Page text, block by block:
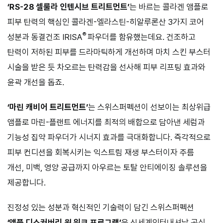
‘RS-28 셀룰라 인텐시브 트리트먼트’는 바르는 콜라겐 앰플로
피부 탄력의 핵심인 콜라겐-엘라스틴-히알루론산 3가지 코어
성분과 동결건조 IRISA® 파우더를 함유했는데요. 건조하고
탄력이 저하된 피부를 드라마틱하게 개선하며 마치 스킨 부스터
시술을 받은 듯 차오르는 탄력감을 선사해 피부 리프팅 효과와
윤곽 개선을 돕죠.
‘마린 캐비어 트리트먼트’는 스위스퍼펙션이 선보이는 최상위급
앰플로 마린-플랜트 에너지를 최적의 배합으로 담아낸 세럼과
기능성 집약 파우더가 시너지 효과를 극대화합니다. 즉각적으로
피부 컨디션을 회복시키는 익스트림 재생 부스터이자 주름
개선, 미백, 영양 공급까지 아우르는 토탈 안티에이징 솔루션을
제공합니다.
진정성 있는 성분과 혁신적인 기술력이 담긴 스위스퍼펙션